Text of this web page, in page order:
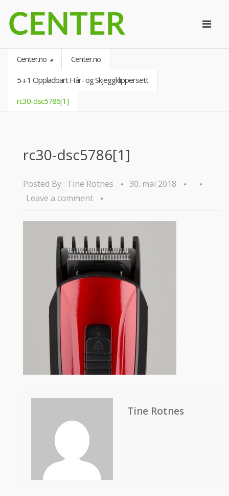
Center.no Center.no
5-i-1 Oppladbart Hår- og Skjeggklippersett
rc30-dsc5786[1]
rc30-dsc5786[1]
Posted By : Tine Rotnes
30. mai 2018
Leave a comment
Tine Rotnes